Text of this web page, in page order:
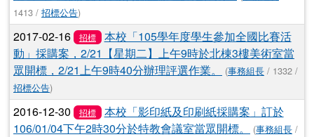
1413 / 招標公告)
2017-02-16 招標
本校「105學年度學生參加全國比賽活
動」採購案，2/21【星期二】上午9時於北棟3樓美術室當
眾開標，2/21上午9時40分辦理評選作業。
(事務組長 / 1332 /
招標公告)
2016-12-30 招標
本校「影印紙及印刷紙採購案」訂於
106/01/04下午2時30分於特教會議室當眾開標。
(事務組長 /